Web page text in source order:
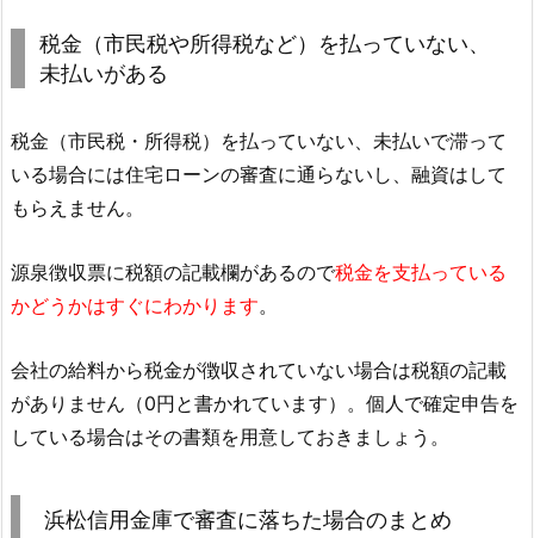
税金（市民税や所得税など）を払っていない、
未払いがある
税金（市民税・所得税）を払っていない、未払いで滞って
いる場合には住宅ローンの審査に通らないし、融資はして
もらえません。
源泉徴収票に税額の記載欄があるので税金を支払っている
かどうかはすぐにわかります。
会社の給料から税金が徴収されていない場合は税額の記載
がありません（0円と書かれています）。個人で確定申告を
している場合はその書類を用意しておきましょう。
浜松信用金庫で審査に落ちた場合のまとめ